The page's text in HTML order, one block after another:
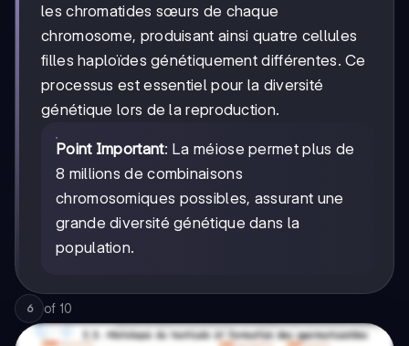
les chromatides sœurs de chaque
chromosome, produisant ainsi quatre cellules
filles haploïdes génétiquement différentes. Ce
processus est essentiel pour la diversité
génétique lors de la reproduction.
Point Important: La méiose permet plus de
8 millions de combinaisons
chromosomiques possibles, assurant une
grande diversité génétique dans la
population.
6 of 10